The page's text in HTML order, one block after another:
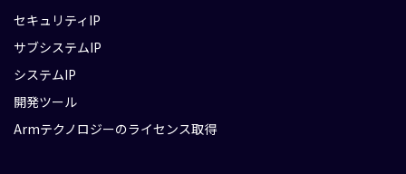
セキュリティIP
サブシステムIP
システムIP
開発ツール
Armテクノロジーのライセンス取得